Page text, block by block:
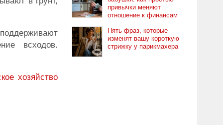
всходов.
хозяйство
привычки меняют
отношение к финансам
Пять фраз, которые
изменят вашу короткую
стрижку у парикмахера